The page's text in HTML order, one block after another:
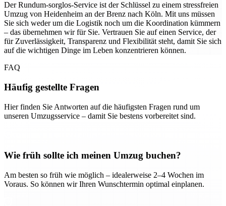
Der Rundum-sorglos-Service ist der Schlüssel zu einem stressfreien
Umzug von Heidenheim an der Brenz nach Köln. Mit uns müssen
Sie sich weder um die Logistik noch um die Koordination kümmern
– das übernehmen wir für Sie. Vertrauen Sie auf einen Service, der
für Zuverlässigkeit, Transparenz und Flexibilität steht, damit Sie sich
auf die wichtigen Dinge im Leben konzentrieren können.
FAQ
Häufig gestellte Fragen
Hier finden Sie Antworten auf die häufigsten Fragen rund um
unseren Umzugsservice – damit Sie bestens vorbereitet sind.
Wie früh sollte ich meinen Umzug buchen?
Am besten so früh wie möglich – idealerweise 2–4 Wochen im
Voraus. So können wir Ihren Wunschtermin optimal einplanen.